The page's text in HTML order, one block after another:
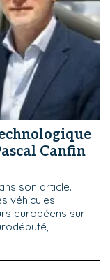
Canfin
son article.
véhicules
européens sur